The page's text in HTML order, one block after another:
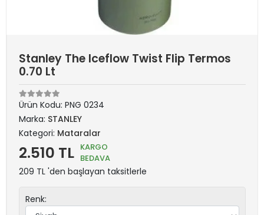
Stanley The Iceflow Twist Flip Termos
0.70 Lt
Ürün Kodu: PNG 0234
Marka: STANLEY
Kategori: Mataralar
2.510 TL KARGO
BEDAVA
209 TL 'den başlayan taksitlerle
Renk: